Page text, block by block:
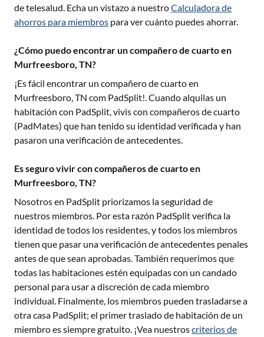
de telesalud. Echa un vistazo a nuestroCalculadora de
ahorros para miembros para ver cuánto puedes ahorrar.
¿Cómo puedo encontrar un compañero de cuarto en
Murfreesboro, TN?
¡Es fácil encontrar un compañero de cuarto en
Murfreesboro, TN com PadSplit!. Cuando alquilas un
habitación con PadSplit, vivis con compañeros de cuarto
(PadMates) que han tenido su identidad verificada y han
pasaron una verificación de antecedentes.
Es seguro vivir con compañeros de cuarto en
Murfreesboro, TN?
Nosotros en PadSplit priorizamos la seguridad de
nuestros miembros. Por esta razón PadSplit verifica la
identidad de todos los residentes, y todos los miembros
tienen que pasar una verificación de antecedentes penales
antes de que sean aprobadas. También requerimos que
todas las habitaciones estén equipadas con un candado
personal para usar a discreción de cada miembro
individual. Finalmente, los miembros pueden trasladarse a
otra casa PadSplit; el primer traslado de habitación de un
miembro es siempre gratuito. ¡Vea nuestroscriterios de